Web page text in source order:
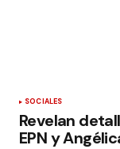
SOCIALES
Revelan
EPN y